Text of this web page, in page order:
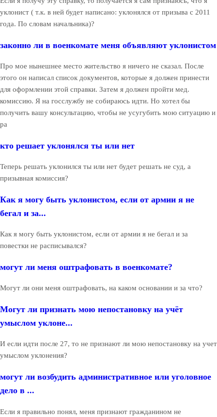
уклонист ( т.к. в ней будет написано: уклонялся от призыва с 2011
года. По словам начальника)?
законно ли в военкомате меня объявляют уклонистом
Про мое нынешнее место жительство я ничего не сказал. После
этого он написал список документов, которые я должен принести
для оформлении этой справки. Затем я должен пройти мед.
комиссию. Я на госслужбу не собираюсь идти. Но хотел бы
получить вашу консультацию, чтобы не усугубить мою ситуацию и
ра
кто решает уклонялся ты или нет
Теперь решать уклонился ты или нет будет решать не суд, а
призывная комиссия?
Как я могу быть уклонистом, если от армии я не
бегал и за...
Как я могу быть уклонистом, если от армии я не бегал и за
повестки не расписывался?
могут ли меня оштрафовать в военкомате?
Могут ли они меня оштрафовать, на каком основании и за что?
Могут ли признать мою непостановку на учёт
умыслом уклоне...
И если идти после 27, то не признают ли мою непостановку на учет
умыслом уклонения?
могут ли возбудить административное или уголовное
дело в ...
Если я правильно понял, меня признают гражданином не